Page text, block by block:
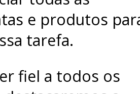
e produtos
tarefa.
fiel a todos os